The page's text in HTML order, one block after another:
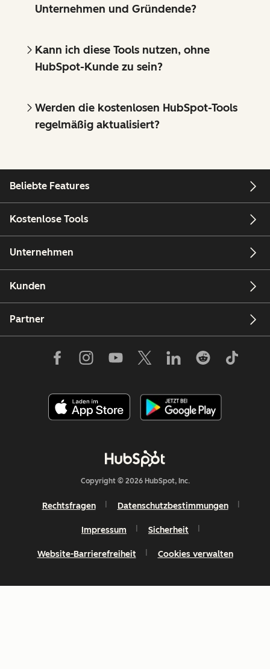
Unternehmen und Gründende?
Kann ich diese Tools nutzen, ohne
HubSpot-Kunde zu sein?
Werden die kostenlosen HubSpot-Tools
regelmäßig aktualisiert?
Beliebte Features
Kostenlose Tools
Unternehmen
Kunden
Partner
Copyright © 2026 HubSpot, Inc.
Rechtsfragen Datenschutzbestimmungen
Impressum Sicherheit
Website-Barrierefreiheit Cookies verwalten